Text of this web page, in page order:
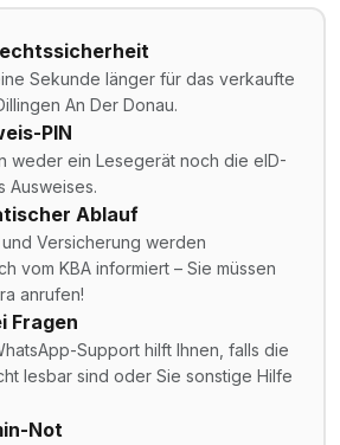
Sekunde länger für das verkaufte
An Der Donau.
PIN
weder ein Lesegerät noch die eID-
Ausweises.
Ablauf
Versicherung werden
vom KBA informiert – Sie müssen
anrufen!
Fragen
Support hilft Ihnen, falls die
lesbar sind oder Sie sonstige Hilfe
Not